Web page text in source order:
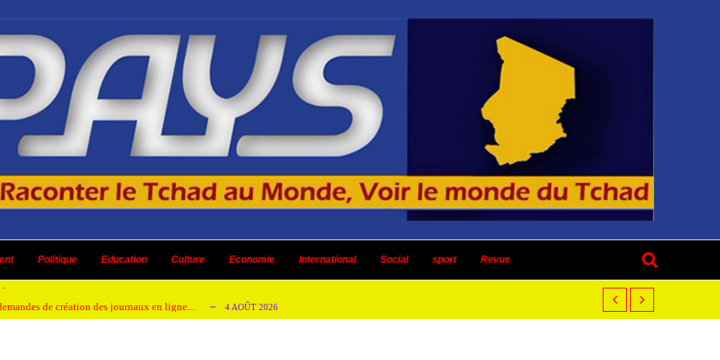
Politique Education Culture Economie International Social sport Revue
AOÛT 2026
honorer son ancien leader 2 AOÛT 2026
de création des journaux en ligne... 4 AOÛT 2026
un dividende ni une quelconque plus-...